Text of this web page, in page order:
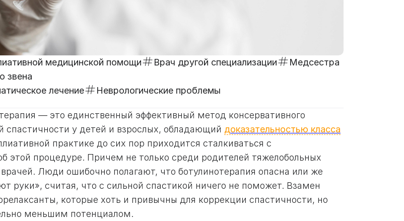
медицинской помощи Врач другой специализации
Медсестра
звена
лечение Неврологические проблемы
— это единственный эффективный метод консервативного
спастичности у детей и взрослых, обладающий доказательностью класса
практике до сих пор приходится сталкиваться с
этой процедуре. Причем не только среди родителей тяжелобольных
Люди ошибочно полагают, что ботулинотерапия опасна или же
руки», считая, что с сильной спастикой ничего не поможет. Взамен
которые хоть и привычны для коррекции спастичности, но
меньшим потенциалом.